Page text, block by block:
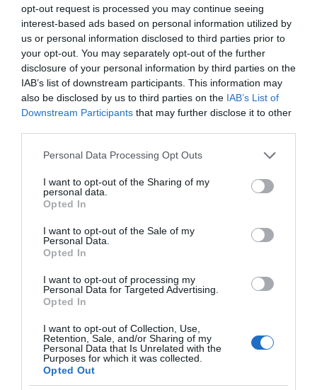
opt-out request is processed you may continue seeing
interest-based ads based on personal information utilized by
us or personal information disclosed to third parties prior to
your opt-out. You may separately opt-out of the further
disclosure of your personal information by third parties on the
IAB’s list of downstream participants. This information may
also be disclosed by us to third parties on the IAB’s List of
Downstream Participants that may further disclose it to other
Please note that this website/app uses one or more Google
not limited to your visit or usage behaviour. You may click to
grant or deny consent to Google and its third-party tags to
use your data for below specified purposes in below Google
consent section.
Personal Data Processing Opt Outs
I want to opt-out of the Sharing of my
personal data.
Opted In
I want to opt-out of the Sale of my
Personal Data.
Opted In
I want to opt-out of processing my
Personal Data for Targeted Advertising.
Opted In
I want to opt-out of Collection, Use,
Retention, Sale, and/or Sharing of my
Personal Data that Is Unrelated with the
Purposes for which it was collected.
Opted Out
ΔΕΙΤΕ ΤΗΝ ΚΙΝΗΣΗ ΣΤΟΥΣ ΔΡΌΜΟΥΣ
Κίνηση Τώρα: Live Χάρτης Αθήνας
Live ενημέρωση για Κηφισό, Αττική Οδό και κέντρο Αθήνας από το
ΤΟ ΠΑΡΟΝ ΤΗΣ ΚΥΡΙΑΚΗΣ